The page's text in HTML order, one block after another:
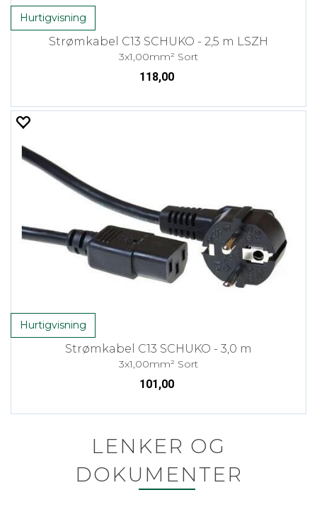
Hurtigvisning
Strømkabel C13 SCHUKO - 2,5 m LSZH
3x1,00mm² Sort
118,00
Hurtigvisning
Strømkabel C13 SCHUKO - 3,0 m
3x1,00mm² Sort
101,00
LENKER OG
DOKUMENTER